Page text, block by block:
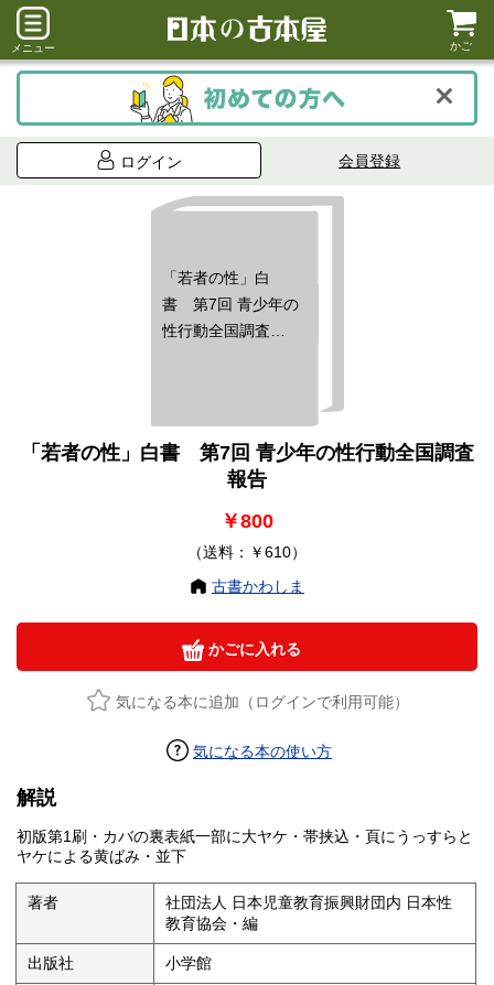
メニュー かご
ログイン 会員登録
「若者の性」白
書 第7回 青少年の
性行動全国調査報
「若者の性」白書 第7回 青少年の性行動全国調査
報告
￥800
（送料：￥610）
古書かわしま
かごに入れる
気になる本に追加（ログインで利用可能）
気になる本の使い方
解説
初版第1刷・カバの裏表紙一部に大ヤケ・帯挟込・頁にうっすらと
ヤケによる黄ばみ・並下
著者
社団法人 日本児童教育振興財団内 日本性
教育協会・編
出版社 小学館